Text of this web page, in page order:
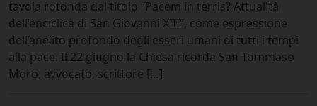
tavola rotonda dal titolo “Pacem in terris? Attualità
dell’enciclica di San Giovanni XIII”, come espressione
dell’anelito profondo degli esseri umani di tutti i tempi
alla pace. Il 22 giugno la Chiesa ricorda San Tommaso
Moro, avvocato, scrittore […]